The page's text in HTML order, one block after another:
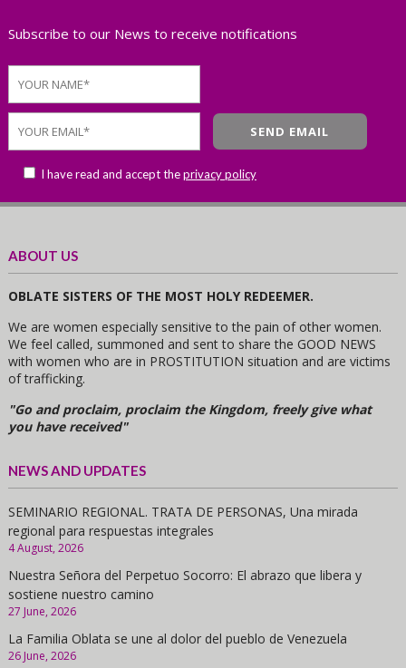
Subscribe to our News to receive notifications
I have read and accept theprivacy policy
ABOUT US
OBLATE SISTERS OF THE MOST HOLY REDEEMER.
We are women especially sensitive to the pain of other women.
We feel called, summoned and sent to share the GOOD NEWS
with women who are in PROSTITUTION situation and are victims
of trafficking.
"Go and proclaim, proclaim the Kingdom, freely give what
you have received"
NEWS AND UPDATES
SEMINARIO REGIONAL. TRATA DE PERSONAS, Una mirada
regional para respuestas integrales
4 August, 2026
Nuestra Señora del Perpetuo Socorro: El abrazo que libera y
sostiene nuestro camino
27 June, 2026
La Familia Oblata se une al dolor del pueblo de Venezuela
26 June, 2026